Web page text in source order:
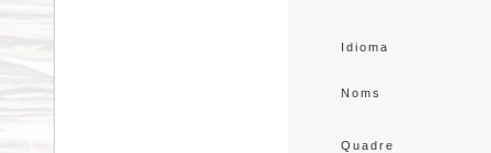
Idioma
Noms
Quadre